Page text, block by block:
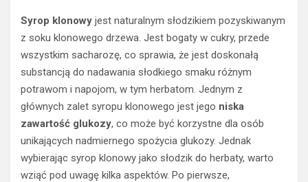
Syrop klonowy jest naturalnym słodzikiem pozyskiwanym
z soku klonowego drzewa. Jest bogaty w cukry, przede
wszystkim sacharozę, co sprawia, że jest doskonałą
substancją do nadawania słodkiego smaku różnym
potrawom i napojom, w tym herbatom. Jednym z
głównych zalet syropu klonowego jest jego niska
zawartość glukozy, co może być korzystne dla osób
unikających nadmiernego spożycia glukozy. Jednak
wybierając syrop klonowy jako słodzik do herbaty, warto
wziąć pod uwagę kilka aspektów. Po pierwsze,